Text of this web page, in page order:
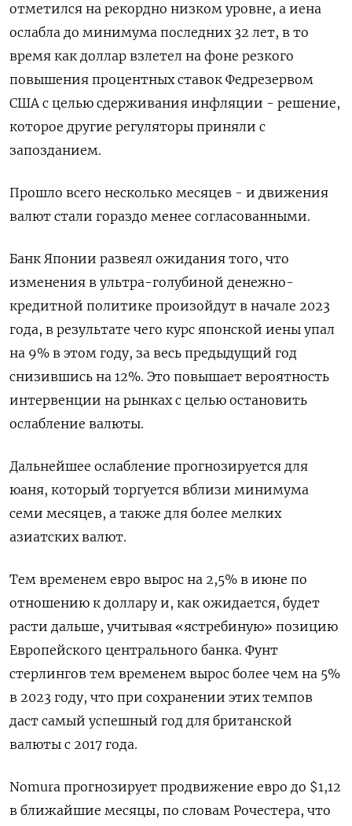
отметился на рекордно низком уровне, а иена
ослабла до минимума последних 32 лет, в то
время как доллар взлетел на фоне резкого
повышения процентных ставок Федрезервом
США с целью сдерживания инфляции - решение,
которое другие регуляторы приняли с
запозданием.
Прошло всего несколько месяцев - и движения
валют стали гораздо менее согласованными.
Банк Японии развеял ожидания того, что
изменения в ультра-голубиной денежно-
кредитной политике произойдут в начале 2023
года, в результате чего курс японской иены упал
на 9% в этом году, за весь предыдущий год
снизившись на 12%. Это повышает вероятность
интервенции на рынках с целью остановить
ослабление валюты.
Дальнейшее ослабление прогнозируется для
юаня, который торгуется вблизи минимума
семи месяцев, а также для более мелких
азиатских валют.
Тем временем евро вырос на 2,5% в июне по
отношению к доллару и, как ожидается, будет
расти дальше, учитывая «ястребиную» позицию
Европейского центрального банка. Фунт
стерлингов тем временем вырос более чем на 5%
в 2023 году, что при сохранении этих темпов
даст самый успешный год для британской
валюты с 2017 года.
Nomura прогнозирует продвижение евро до $1,12
в ближайшие месяцы, по словам Рочестера, что